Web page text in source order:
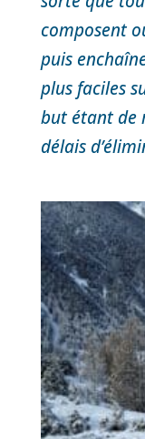
composent
puis
plus faciles
but étant de
délais